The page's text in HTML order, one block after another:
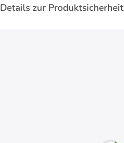
Details zur Produktsicherheit